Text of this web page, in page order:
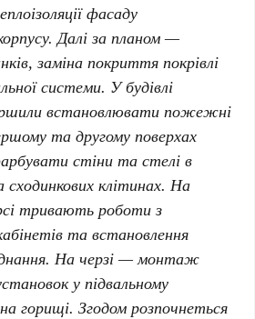
фасаду
Далі за планом —
заміна покриття покрівлі
системи. У будівлі
встановлювати пожежні
та другому поверхах
стіни та стелі в
сходинкових клітинах. На
тривають роботи з
та встановлення
На черзі — монтаж
у підвальному
горищі. Згодом розпочнеться